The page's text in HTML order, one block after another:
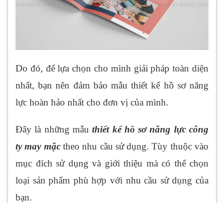
Do đó, để lựa chọn cho mình giải pháp toàn diện
nhất, bạn nên đảm bảo mẫu thiết kế hồ sơ năng
lực hoàn hảo nhất cho đơn vị của mình.
Đây là những mẫuthiết kế hồ sơ năng lực công
ty may mặctheo nhu cầu sử dụng. Tùy thuộc vào
mục đích sử dụng và giới thiệu mà có thể chọn
loại sản phẩm phù hợp với nhu cầu sử dụng của
bạn.